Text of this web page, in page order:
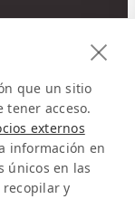
que un sitio
tener acceso.
externos
información en
únicos en las
recopilar y